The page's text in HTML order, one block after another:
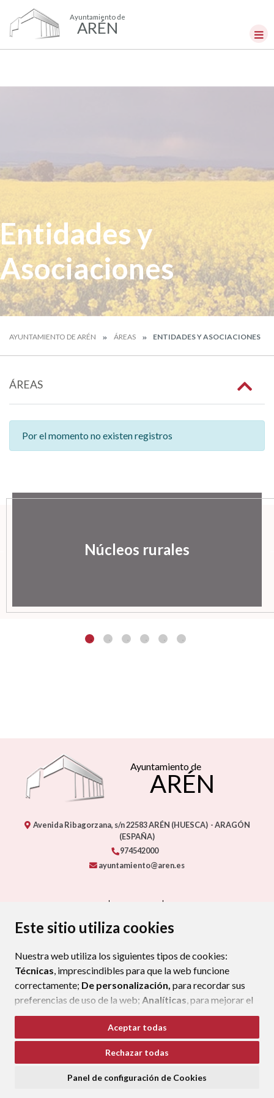
Este sitio utiliza cookies
Nuestra web utiliza los siguientes tipos de cookies:
Técnicas, imprescindibles para que la web funcione
correctamente; De personalización, para recordar sus
preferencias de uso de la web; Analíticas, para mejorar el
funcionamiento de la web y sus servicios.
Si acepta pulsando el botón“Aceptar todas”
consideramos que acepta su uso. Si pulsa el botón
ninguna acción, se guardarán las cookies técnicas
Aceptar todas
Rechazar todas
Panel de configuración de Cookies
Ayuntamiento de
ARÉN
Entidades y
Asociaciones
AYUNTAMIENTO DE ARÉN ÁREAS ENTIDADES Y ASOCIACIONES
ÁREAS
Por el momento no existen registros
Núcleos rurales
Ayuntamiento de
ARÉN
Avenida Ribagorzana, s/n22583ARÉN (HUESCA) - ARAGÓN
(ESPAÑA)
974542000
ayuntamiento@aren.es
PROTECCIÓN DE DATOS
POLÍTICA DE COOKIES